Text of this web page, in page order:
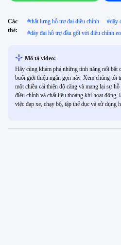
Các
thẻ:
#thắt lưng hỗ trợ đai điều chỉnh #dây
#dây đai hỗ trợ đầu gối với điều chỉnh eo
Mô tả video:
Hãy cùng khám phá những tính năng nổi
buổi giới thiệu ngắn gọn này. Xem chúng tôi
một chiều cải thiện độ căng và mang lại sự
điều chỉnh và chất liệu thoáng khí hoạt động,
việc đạp xe, chạy bộ, tập thể dục và sử dụng